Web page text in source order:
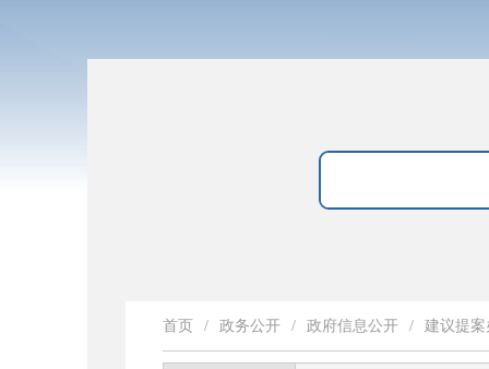
首页 / 政务公开 / 政府信息公开 / 建议提案